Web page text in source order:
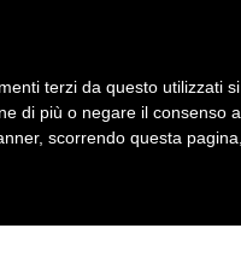
HOME
terzi da questo utilizzati
di più o negare il consenso
scorrendo questa